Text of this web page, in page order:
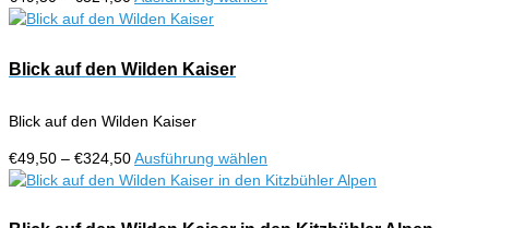
können
€49,50
€324,50
können
auf
Blick auf den Wilden Kaiser
Blick auf den Wilden Kaiser
€49,50 – €324,50Preisspanne:
€49,50
€324,50
Ausführung wählen
Produkt
mehrere